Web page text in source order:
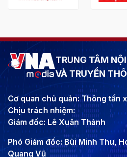
TRUNG TÂM
VÀ TRUYỀN
Cơ quan chủ quản: Thông tấn
Chịu trách nhiệm:
Giám đốc: Lê Xuân Thành
Phó Giám đốc: Bùi Minh Thu,
Quang Vũ